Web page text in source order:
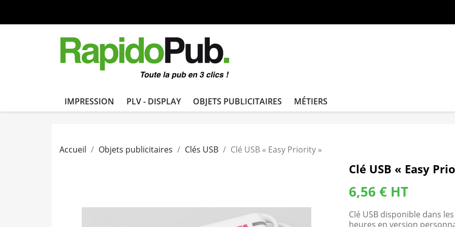
IMPRESSION PLV - DISPLAY OBJETS PUBLICITAIRES MÉTIERS
Accueil Objets publicitaires Clés USB Clé USB « Easy Priority »
Clé USB « Easy
6,56 € HT
Clé USB disponible dans
heures en version